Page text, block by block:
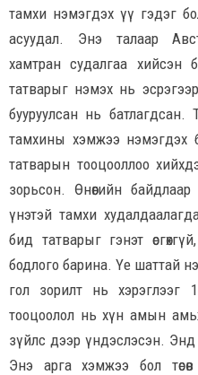
тамхи нэмэгдэх үү гэдэг
асуудал. Энэ талаар
хамтран судалгаа хийсэн
татварыг нэмэх нь
бууруулсан нь батлагдсан.
тамхины хэмжээ нэмэгдэх
татварын тооцооллоо
зорьсон. Өнөөгийн
үнэтэй тамхи
бид татварыг гэнэт
бодлого барина. Үе шаттай
гол зорилт нь хэрэглээг
тооцоолол нь хүн амын
зүйлс дээр үндэслэсэн.
Энэ арга хэмжээ бол